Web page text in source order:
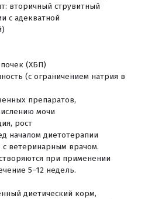
вторичный струвитный
с адекватной
(ХБП)
(с ограничением натрия в
препаратов,
мочи
рост
началом диетотерапии
с ветеринарным врачом.
при применении
5–12 недель.
диетический корм,